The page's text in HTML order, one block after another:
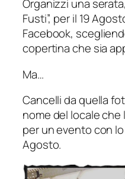
Organizzi una
Fusti”, per il 19
Facebook,
copertina che sia
Ma…
Cancelli da quella
nome del locale che
per un evento con
Agosto.